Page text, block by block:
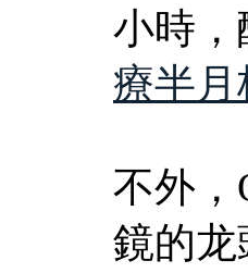
小時
療半
不外，
鏡的龙